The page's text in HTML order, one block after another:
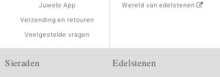
Juwelo App
Verzending en retouren
Veelgestelde vragen
Wereld van edelstenen
Sieraden Edelstenen